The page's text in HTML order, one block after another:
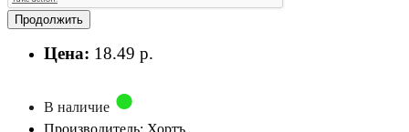
Продолжить
Цена: 18.49 р.
В наличие
Производитель: Хортъ